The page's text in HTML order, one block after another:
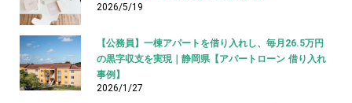
2026/5/19
【公務員】一棟アパートを借り入れし、毎月26.5万円
の黒字収支を実現｜静岡県【アパートローン 借り入れ
事例】
2026/1/27